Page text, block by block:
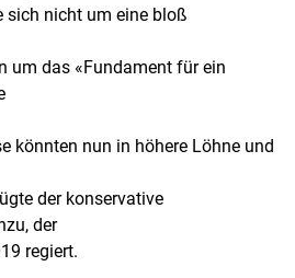
sich nicht um eine bloß
um das «Fundament für ein
könnten nun in höhere Löhne und
der konservative
der
regiert.